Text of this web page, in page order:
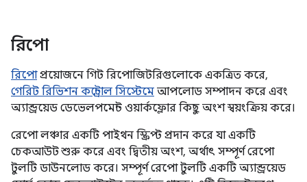
রিপো
রিপোপ্রয়োজনে গিট রিপোজিটরিগুলোকে একত্রিত করে,
গেরিট রিভিশন কন্ট্রোল সিস্টেমে আপলোড সম্পাদন করে এবং
অ্যান্ড্রয়েড ডেভেলপমেন্ট ওয়ার্কফ্লোর কিছু অংশ স্বয়ংক্রিয় করে।
রেপো লঞ্চার একটি পাইথন স্ক্রিপ্ট প্রদান করে যা একটি
চেকআউট শুরু করে এবং দ্বিতীয় অংশ, অর্থাৎ সম্পূর্ণ রেপো
টুলটি ডাউনলোড করে। সম্পূর্ণ রেপো টুলটি একটি অ্যান্ড্রয়েড